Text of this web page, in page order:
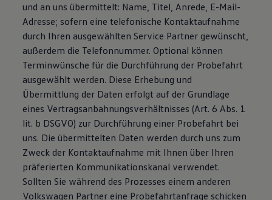
und an uns übermittelt: Name, Titel, Anrede, E-Mail-
Adresse; sofern eine telefonische Kontaktaufnahme
durch Ihren ausgewählten Service Partner gewünscht,
außerdem die Telefonnummer. Optional können
Terminwünsche für die Durchführung der Probefahrt
ausgewählt werden. Diese Erhebung und
Übermittlung der Daten erfolgt auf der Grundlage
eines Vertragsanbahnungsverhältnisses (Art. 6 Abs. 1
lit. b DSGVO) zur Durchführung einer Probefahrt bei
uns. Die übermittelten Daten werden durch uns zum
Zweck der Kontaktaufnahme mit Ihnen über Ihren
präferierten Kommunikationskanal verwendet.
Sollten Sie während des Prozesses einem anderen
Volkswagen Partner eine Probefahrtanfrage schicken